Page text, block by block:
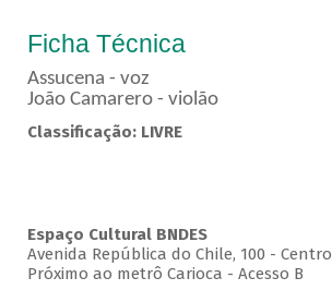
Ficha Técnica
Assucena - voz
João Camarero - violão
Classificação: LIVRE
Espaço Cultural BNDES
Avenida República do Chile, 100 - Centro
Próximo ao metrô Carioca - Acesso B